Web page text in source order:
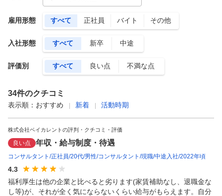
雇用形態 すべて 正社員 バイト その他
入社形態 すべて 新卒 中途
評価別 すべて 良い点 不満な点
34件のクチコミ
表示順： おすすめ 新着 活動時期
株式会社ベイカレントの評判・クチコミ・評価
良い点 年収・給与制度・待遇
コンサルタント 正社員 20代 男性 コンサルタント 現職 中途入社 2022年頃
4.3
福利厚生は他の企業と比べると劣ります(家賃補助なし、退職金な
し等)が、それが全く気にならないくらい給与がもらえます。自分